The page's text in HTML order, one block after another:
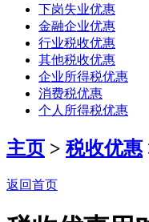
下岗失业优惠
金融企业优惠
行业税收优惠
其他税收优惠
企业所得税优惠
消费税优惠
个人所得税优惠
主页 > 税收优惠
返回首页